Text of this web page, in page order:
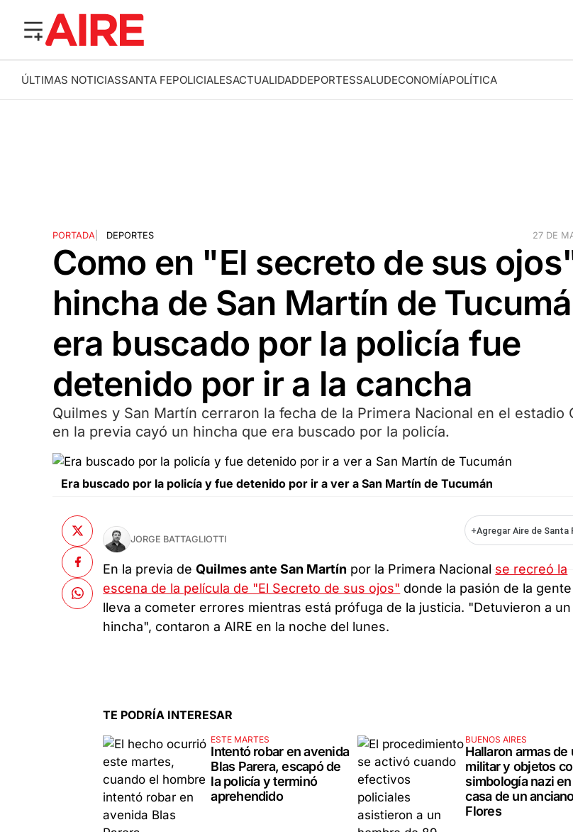
ÚLTIMAS NOTICIASSANTA FEPOLICIALESACTUALIDADDEPORTESSALUDECONOMÍAPOLÍTICA
PORTADA| DEPORTES 27 DE
Como en "El secreto de sus
hincha de San Martín de
era buscado por la policía fue
detenido por ir a la cancha
Quilmes y San Martín cerraron la fecha de la Primera Nacional en el estadio
en la previa cayó un hincha que era buscado por la policía.
Era buscado por la policía y fue detenido por ir a ver a San Martín de Tucumán
JORGE BATTAGLIOTTI
+Agregar Aire de Santa
En la previa deQuilmes ante San Martín por la Primera Nacional se recreó la
escena de la película de "El Secreto de sus ojos" donde la pasión de la
lleva a cometer errores mientras está prófuga de la justicia. "Detuvieron a un
hincha", contaron a AIRE en la noche del lunes.
TE PODRÍA INTERESAR
ESTE MARTES
Intentó robar en avenida
Blas Parera, escapó de
la policía y terminó
aprehendido
BUENOS AIRES
Hallaron armas de
militar y objetos
simbología nazi
casa de un
Flores